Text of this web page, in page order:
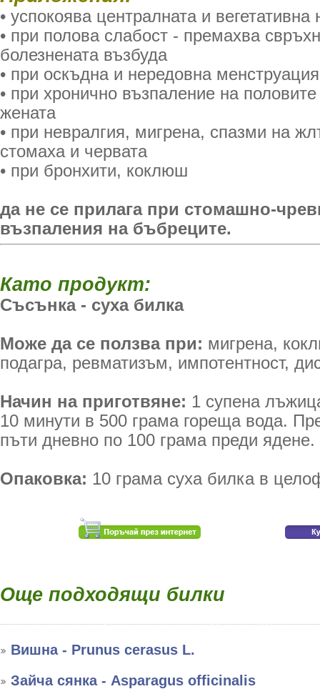
• успокоява централната и
• при полова слабост - премахва
болезнената възбуда
• при оскъдна и нередовна менструация
• при хронично възпаление на
жената
• при невралгия, мигрена, спазми на
стомаха и червата
• при бронхити, коклюш
да не се прилага при стомашно-
възпаления на бъбреците.
Като продукт:
Съсънка - суха билка
Може да се ползва при: мигрена,
подагра, ревматизъм, импотентност,
Начин на приготвяне: 1 супена
10 минути в 500 грама гореща вода.
пъти дневно по 100 грама преди ядене.
Опаковка: 10 грама суха билка в
Още подходящи билки
Вишна - Prunus cerasus L.
Зайча сянка - Asparagus officinalis